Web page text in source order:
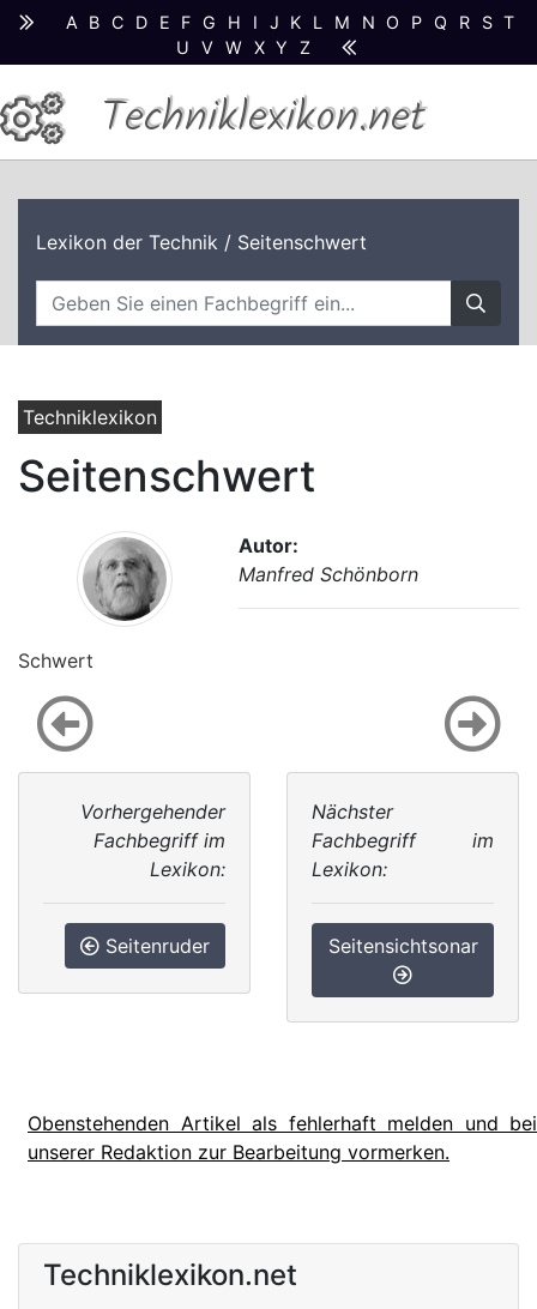
A B C D E F G H I J K L M N O P Q R S T
U
V W X Y Z
Techniklexikon.net
Lexikon der Technik / Seitenschwert
Techniklexikon
Seitenschwert
Autor:
Manfred Schönborn
Schwert
Vorhergehender
Fachbegriff im
Lexikon:
Seitenruder
Nächster
Fachbegriff im
Lexikon:
Seitensichtsonar
Obenstehenden Artikel als fehlerhaft melden und bei
unserer Redaktion zur Bearbeitung vormerken.
Techniklexikon.net